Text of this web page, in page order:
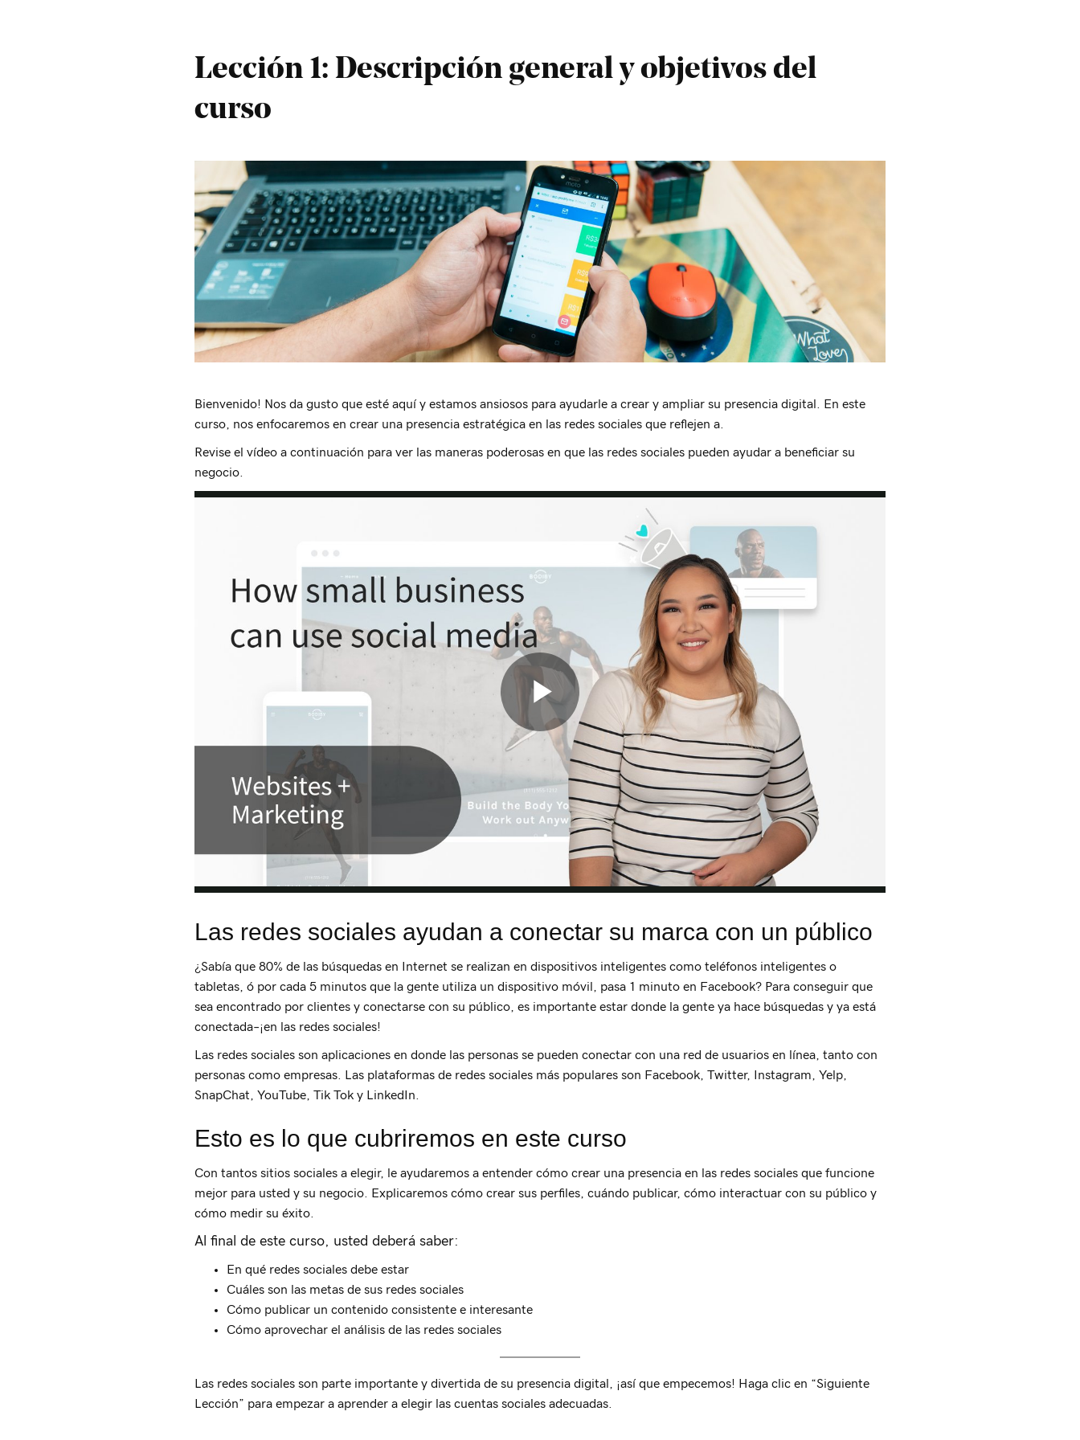
Lección 1: Descripción general y objetivos del
curso
Bienvenido! Nos da gusto que esté aquí y estamos ansiosos para ayudarle a crear y ampliar su presencia digital. En este
curso, nos enfocaremos en crear una presencia estratégica en las redes sociales que reflejen a.
Revise el vídeo a continuación para ver las maneras poderosas en que las redes sociales pueden ayudar a beneficiar su
negocio.
Las redes sociales ayudan a conectar su marca con un público
¿Sabía que 80% de las búsquedas en Internet se realizan en dispositivos inteligentes como teléfonos inteligentes o
tabletas, ó por cada 5 minutos que la gente utiliza un dispositivo móvil, pasa 1 minuto en Facebook? Para conseguir que
sea encontrado por clientes y conectarse con su público, es importante estar donde la gente ya hace búsquedas y ya está
conectada–¡en las redes sociales!
Las redes sociales son aplicaciones en donde las personas se pueden conectar con una red de usuarios en línea, tanto con
personas como empresas. Las plataformas de redes sociales más populares son Facebook, Twitter, Instagram, Yelp,
SnapChat, YouTube, Tik Tok y LinkedIn.
Esto es lo que cubriremos en este curso
Con tantos sitios sociales a elegir, le ayudaremos a entender cómo crear una presencia en las redes sociales que funcione
mejor para usted y su negocio. Explicaremos cómo crear sus perfiles, cuándo publicar, cómo interactuar con su público y
cómo medir su éxito.
Al final de este curso, usted deberá saber:
En qué redes sociales debe estar
Cuáles son las metas de sus redes sociales
Cómo publicar un contenido consistente e interesante
Cómo aprovechar el análisis de las redes sociales
Las redes sociales son parte importante y divertida de su presencia digital, ¡así que empecemos! Haga clic en “Siguiente
Lección” para empezar a aprender a elegir las cuentas sociales adecuadas.